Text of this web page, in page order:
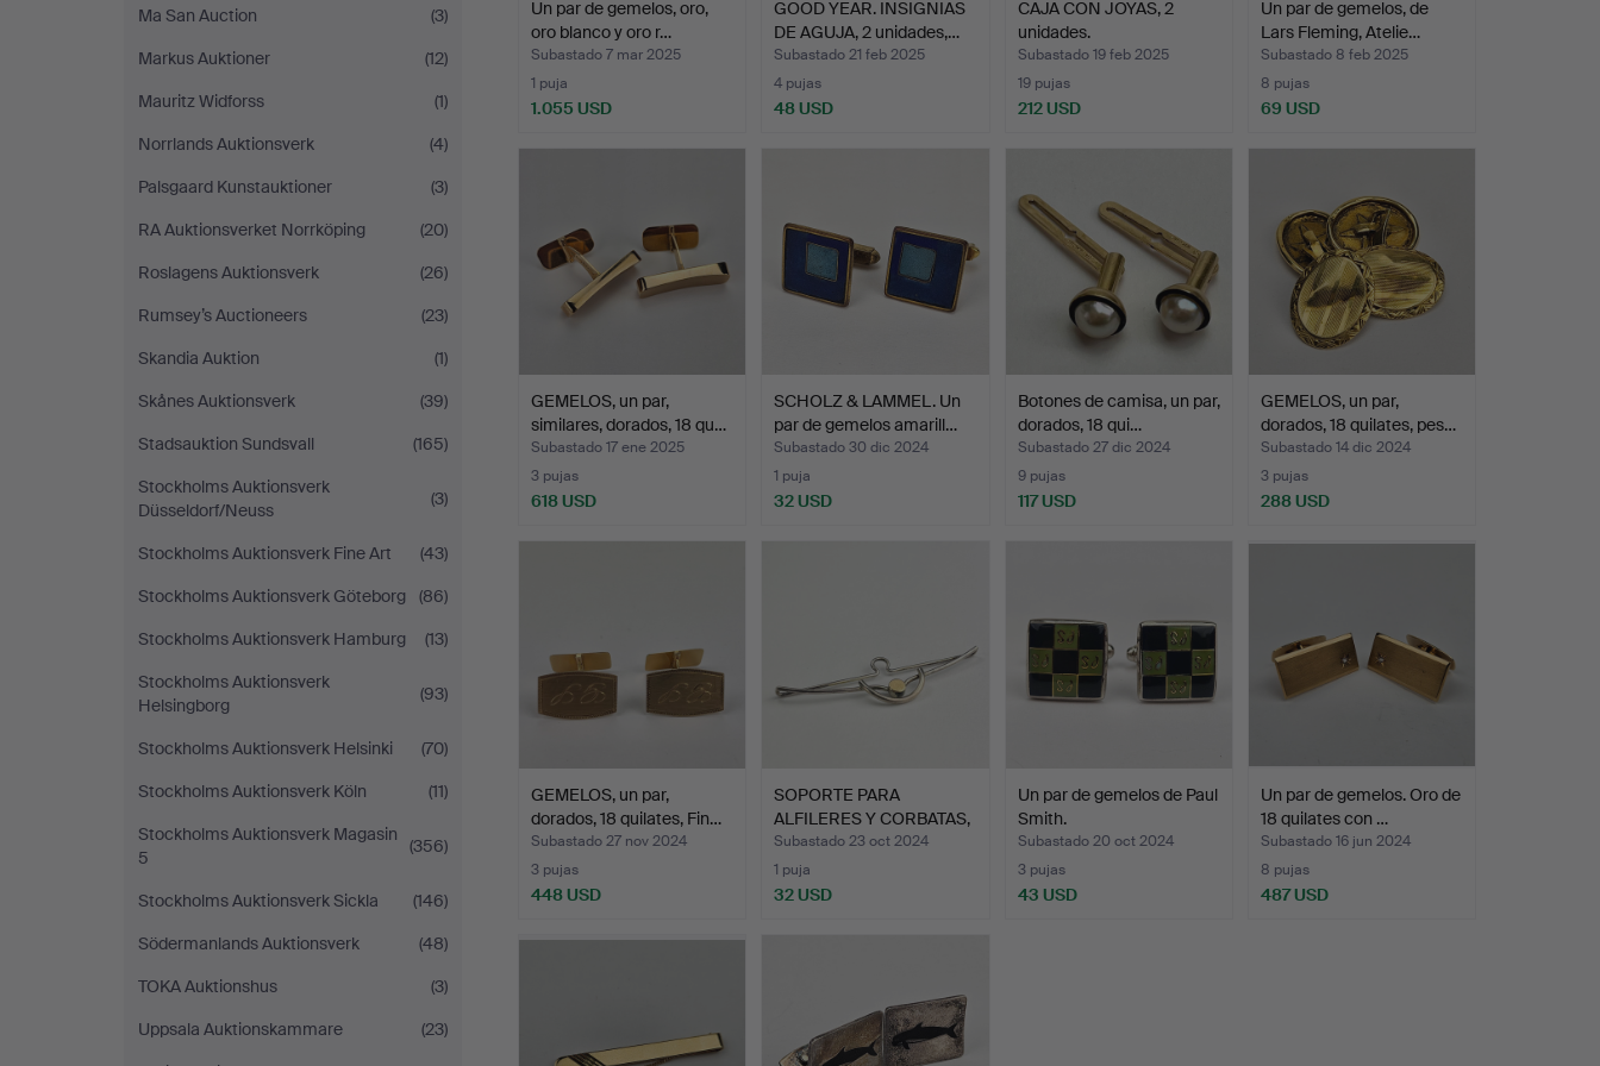
Ma San Auction
(3)
Markus Auktioner
(12)
Mauritz Widforss
(1)
Norrlands Auktionsverk
(4)
Palsgaard Kunstauktioner
(3)
RA Auktionsverket Norrköping
(20)
Roslagens Auktionsverk
(26)
Rumsey’s Auctioneers
(23)
Skandia Auktion
(1)
Skånes Auktionsverk
(39)
Stadsauktion Sundsvall
(165)
Stockholms Auktionsverk
Düsseldorf/Neuss
(3)
Stockholms Auktionsverk Fine Art
(43)
Stockholms Auktionsverk Göteborg
(86)
Stockholms Auktionsverk Hamburg
(13)
Stockholms Auktionsverk
Helsingborg
(93)
Stockholms Auktionsverk Helsinki
(70)
Stockholms Auktionsverk Köln
(11)
Stockholms Auktionsverk Magasin
5
(356)
Stockholms Auktionsverk Sickla
(146)
Södermanlands Auktionsverk
(48)
TOKA Auktionshus
(3)
Uppsala Auktionskammare
(23)
Un par de gemelos, oro,
oro blanco y oro r…
Subastado 7 mar 2025
1 puja
1.055 USD
GOOD YEAR. INSIGNIAS
DE AGUJA, 2 unidades,…
Subastado 21 feb 2025
4 pujas
48 USD
CAJA CON JOYAS, 2
unidades.
Subastado 19 feb 2025
19 pujas
212 USD
Un par de gemelos, de
Lars Fleming, Atelie…
Subastado 8 feb 2025
8 pujas
69 USD
GEMELOS, un par,
similares, dorados, 18 qu…
Subastado 17 ene 2025
3 pujas
618 USD
SCHOLZ & LAMMEL. Un
par de gemelos amarill…
Subastado 30 dic 2024
1 puja
32 USD
Botones de camisa, un par,
dorados, 18 qui…
Subastado 27 dic 2024
9 pujas
117 USD
GEMELOS, un par,
dorados, 18 quilates, pes…
Subastado 14 dic 2024
3 pujas
288 USD
GEMELOS, un par,
dorados, 18 quilates, Fin…
Subastado 27 nov 2024
3 pujas
448 USD
SOPORTE PARA
ALFILERES Y CORBATAS,
platead…
Subastado 23 oct 2024
1 puja
32 USD
Un par de gemelos de Paul
Smith.
Subastado 20 oct 2024
3 pujas
43 USD
Un par de gemelos. Oro de
18 quilates con …
Subastado 16 jun 2024
8 pujas
487 USD